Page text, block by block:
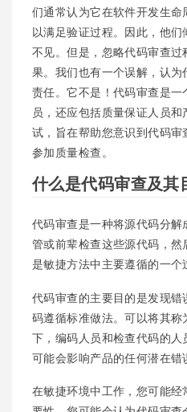
们通常认为它在软件开发生
以满足验证过程。因此，他
不见。但是，忽略代码审查
果。我们也有一个误解，认
责任。它不是！代码审查是
员，还应包括质量保证人员
试，旨在帮助您意识到代码
参加质量检查。
什么是代码审查及其
代码审查是一种将源代码分
管或前辈检查这些源代码，
是敏捷方法中主要遵循的一个
代码审查的主要目的是发现
码遵循标准做法。可以将其
下，编码人员和检查代码的
可能会影响产品的任何潜在错
在敏捷环境中工作，您可能